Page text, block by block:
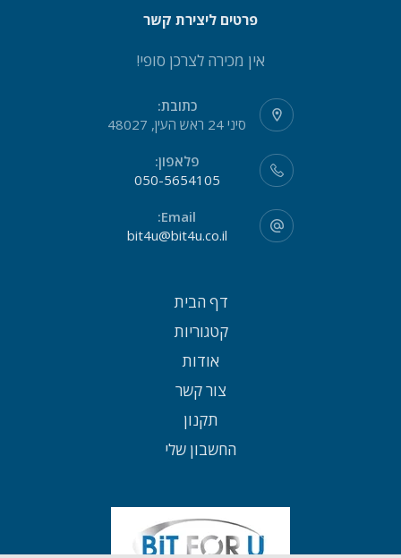
פרטים ליצירת קשר
אין מכירה לצרכן סופי!
כתובת:
סיני 24 ראש העין, 48027
פלאפון:
050-5654105
Email:
bit4u@bit4u.co.il
דף הבית
קטגוריות
אודות
צור קשר
תקנון
החשבון שלי